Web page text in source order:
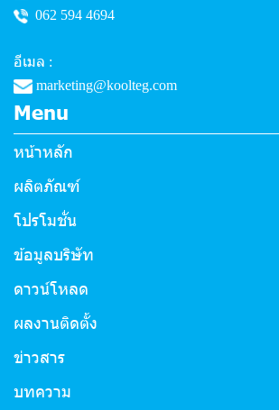
062 594 4694
อีเมล :
marketing@koolteg.com
Menu
หน้าหลัก
ผลิตภัณฑ์
โปรโมชั่น
ข้อมูลบริษัท
ดาวน์โหลด
ผลงานติดตั้ง
ข่าวสาร
บทความ